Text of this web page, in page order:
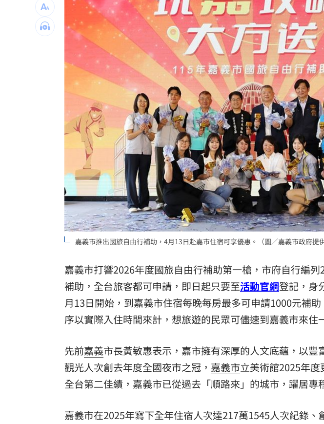
喝錯傷身！營養師整理喝咖啡「7大守則」 23:27
美：東南亞詐騙園區多由中國背景組織主導 23:25
拆監獄家書見「叫別人老婆」人妻氣炸 23:22
ETF存到2千萬退休！他因1封信重回職場 23:21
社宅包租爆糾紛 房客控業者硬闖屋內趕人 23:16
台灣彩券開獎直播中 20:31
LIVE三立+24小時直播 15:27
三立iNEWS新聞台線上直播 18:00
台彩父親節推新刮刮樂千萬頭獎超「爸」氣 12:00
商場戰國來臨 台中「頂奢大道」逐漸成形 12:00
「拍片人的多重宇宙」職涯論壇9/12登場！ 10:30
理想混蛋號召粉絲跨海追星吃美食！ 18:15
嘉義市推出國旅自由行補助，4月13日赴嘉市住宿可享優惠。（圖／嘉義市政府提供
嘉義市打響2026年度國旅自由行補助第一槍，市府自行編
補助，全台旅客都可申請，即日起只要至活動官網登記，身
月13日開始，到嘉義市住宿每晚每房最多可申請1000元補
序以實際入住時間來計，想旅遊的民眾可儘速到嘉義市來住
先前嘉義市長黃敏惠表示，嘉市擁有深厚的人文底蘊，以豐
觀光人次創去年度全國夜市之冠， 嘉義市立美術館2025年
全台第二佳績，嘉義市已從過去「順路來」的城市，躍居專
嘉義市在2025年寫下全年住宿人次達217萬1545人次紀錄、